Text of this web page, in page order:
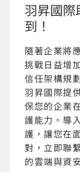
羽昇國
到！
隨著企業將
挑戰日益增
信任架構規
羽昇國際提
保您的企業
護能力。導
護，讓您在
對，立即聯
的雲端與資